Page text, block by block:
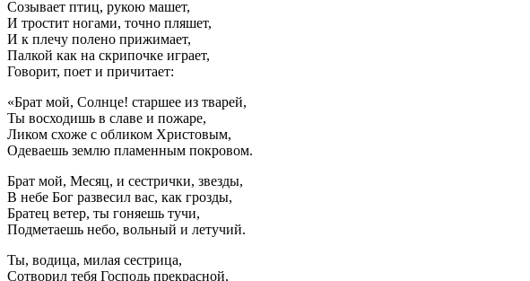
Созывает птиц, рукою машет,
И тростит ногами, точно пляшет,
И к плечу полено прижимает,
Палкой как на скрипочке играет,
Говорит, поет и причитает:
«Брат мой, Солнце! старшее из тварей,
Ты восходишь в славе и пожаре,
Ликом схоже с обликом Христовым,
Одеваешь землю пламенным покровом.
Брат мой, Месяц, и сестрички, звезды,
В небе Бог развесил вас, как грозды,
Братец ветер, ты гоняешь тучи,
Подметаешь небо, вольный и летучий.
Ты, водица, милая сестрица,
Сотворил тебя Господь прекрасной,